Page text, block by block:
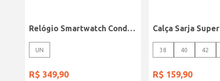
Relógio Smartwatch Condor PRETO
UN
R$ 349,90
38 40 42
R$ 159,90